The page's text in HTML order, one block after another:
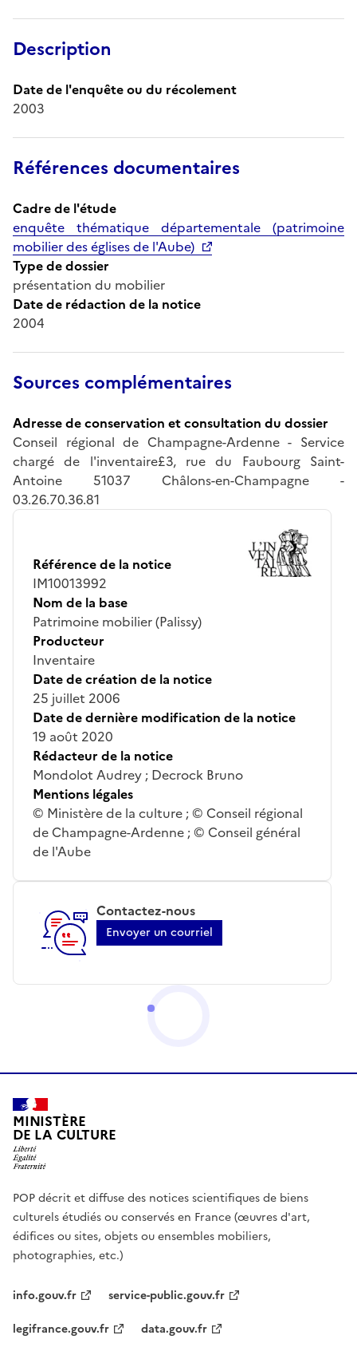
Description
Date de l'enquête ou du récolement
2003
Références documentaires
Cadre de l'étude
enquête thématique départementale (patrimoine
mobilier des églises de l'Aube)
Type de dossier
présentation du mobilier
Date de rédaction de la notice
2004
Sources complémentaires
Adresse de conservation et consultation du dossier
Conseil régional de Champagne-Ardenne - Service
chargé de l'inventaire£3, rue du Faubourg Saint-
Antoine 51037 Châlons-en-Champagne -
03.26.70.36.81
Référence de la notice
IM10013992
Nom de la base
Patrimoine mobilier (Palissy)
Producteur
Inventaire
Date de création de la notice
25 juillet 2006
Date de dernière modification de la notice
19 août 2020
Rédacteur de la notice
Mondolot Audrey ; Decrock Bruno
Mentions légales
© Ministère de la culture ; © Conseil régional
de Champagne-Ardenne ; © Conseil général
de l'Aube
Contactez-nous
Envoyer un courriel
MINISTÈRE
DE LA CULTURE
POP décrit et diffuse des notices scientifiques de biens
culturels étudiés ou conservés en France (œuvres d'art,
édifices ou sites, objets ou ensembles mobiliers,
photographies, etc.)
info.gouv.fr
service-public.gouv.fr
legifrance.gouv.fr
data.gouv.fr